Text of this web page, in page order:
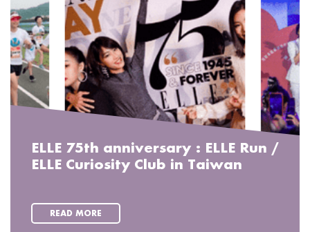
ELLE 75th anniversary : ELLE Run /
ELLE Curiosity Club in Taiwan
READ MORE